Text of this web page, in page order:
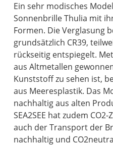
Ein sehr modisches
Sonnenbrille Thulia mit
Formen. Die Verglasung
grundsätzlich CR39,
rückseitig entspiegelt.
aus Altmetallen
Kunststoff zu sehen ist,
aus Meeresplastik. Das
nachhaltig aus alten
SEA2SEE hat zudem
auch der Transport der
nachhaltig und